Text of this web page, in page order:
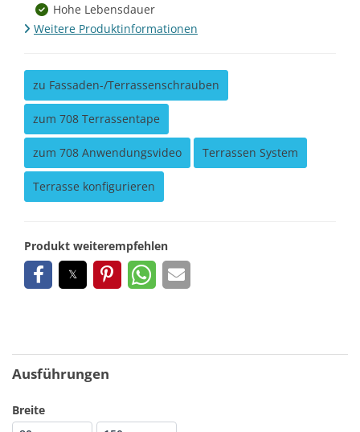
Hohe Lebensdauer
Weitere Produktinformationen
zu Fassaden-/Terrassenschrauben
zum 708 Terrassentape
zum 708 Anwendungsvideo Terrassen System
Terrasse konfigurieren
Produkt weiterempfehlen
Ausführungen
Breite